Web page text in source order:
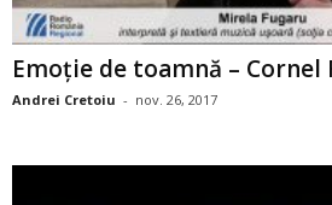
Emoţie de toamnă – Cornel
Andrei Cretoiu - nov. 26, 2017